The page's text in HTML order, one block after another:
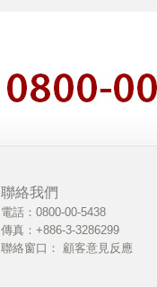
聯絡我們
電話：0800-00-5438
傳真：+886-3-3286299
聯絡窗口： 顧客意見反應